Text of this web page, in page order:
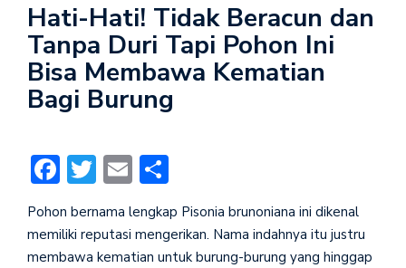
Hati-Hati! Tidak Beracun dan
Tanpa Duri Tapi Pohon Ini
Bisa Membawa Kematian
Bagi Burung
Facebook
Twitter
Email
Pohon bernama lengkap Pisonia brunoniana ini dikenal
memiliki reputasi mengerikan. Nama indahnya itu justru
membawa kematian untuk burung-burung yang hinggap